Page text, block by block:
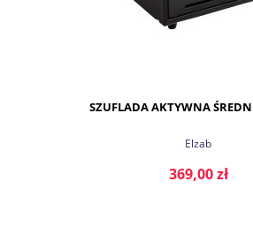
SZUFLADA AKTYWNA
Elzab
369,00 zł